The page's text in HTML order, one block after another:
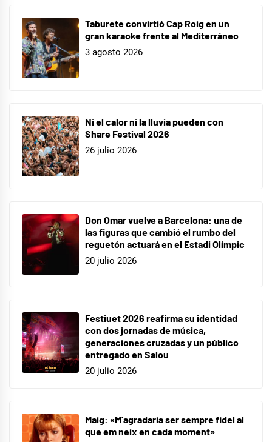
Taburete convirtió Cap Roig en un
gran karaoke frente al Mediterráneo
3 agosto 2026
Ni el calor ni la lluvia pueden con
Share Festival 2026
26 julio 2026
Don Omar vuelve a Barcelona: una de
las figuras que cambió el rumbo del
reguetón actuará en el Estadi Olímpic
20 julio 2026
Festiuet 2026 reafirma su identidad
con dos jornadas de música,
generaciones cruzadas y un público
entregado en Salou
20 julio 2026
Maig: «M’agradaria ser sempre fidel al
que em neix en cada moment»